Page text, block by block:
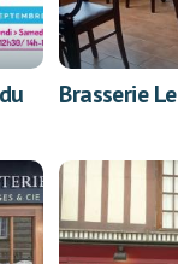
Brasserie